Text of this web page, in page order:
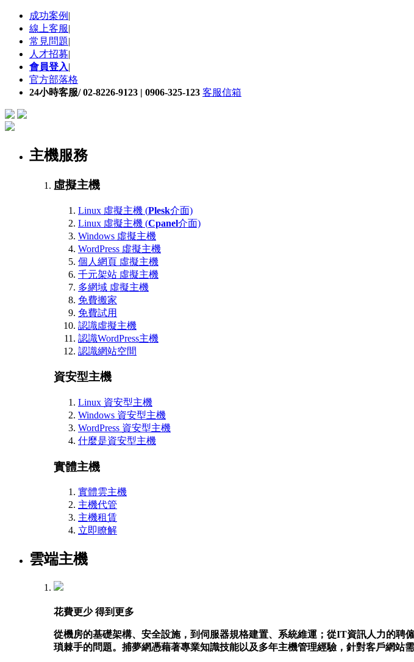
成功案例 |
線上客服|
常見問題|
人才招募|
會員登入|
官方部落格
24小時客服/ 02-8226-9123 | 0906-325-123 客服信箱
主機服務
虛擬主機
Linux 虛擬主機 (Plesk介面)
Linux 虛擬主機 (Cpanel介面)
Windows 虛擬主機
WordPress 虛擬主機
個人網頁 虛擬主機
千元架站 虛擬主機
多網域 虛擬主機
免費搬家
免費試用
認識虛擬主機
認識WordPress主機
認識網站空間
資安型主機
Linux 資安型主機
Windows 資安型主機
WordPress 資安型主機
什麼是資安型主機
實體主機
實體雲主機
主機代管
主機租賃
立即瞭解
雲端主機
花費更少 得到更多
從機房的基礎架構、安全設施，到伺服器規格建置、系統維運；從IT資訊人力的
瑣棘手的問題。捕夢網憑藉著專業知識技能以及多年主機管理經驗，針對客戶網站